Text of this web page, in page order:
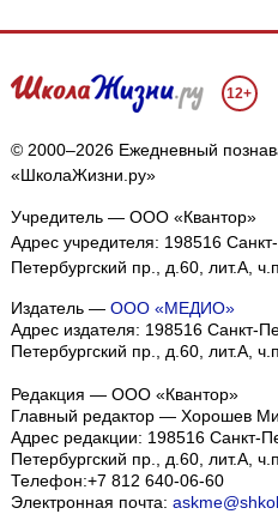
12+
© 2000–2026 Ежедневный
«ШколаЖизни.ру»
Учредитель — ООО «Квантор»
Адрес учредителя: 198516
Петербургский пр., д.60, лит.А,
Издатель — ООО «МЕДИО»
Адрес издателя: 198516 Санкт-
Петербургский пр., д.60, лит.А,
Редакция — ООО «Квантор»
Главный редактор — Хорошев
Адрес редакции: 198516 Санкт-
Петербургский пр., д.60, лит.А,
Телефон:+7 812 640-06-60
Электронная почта: